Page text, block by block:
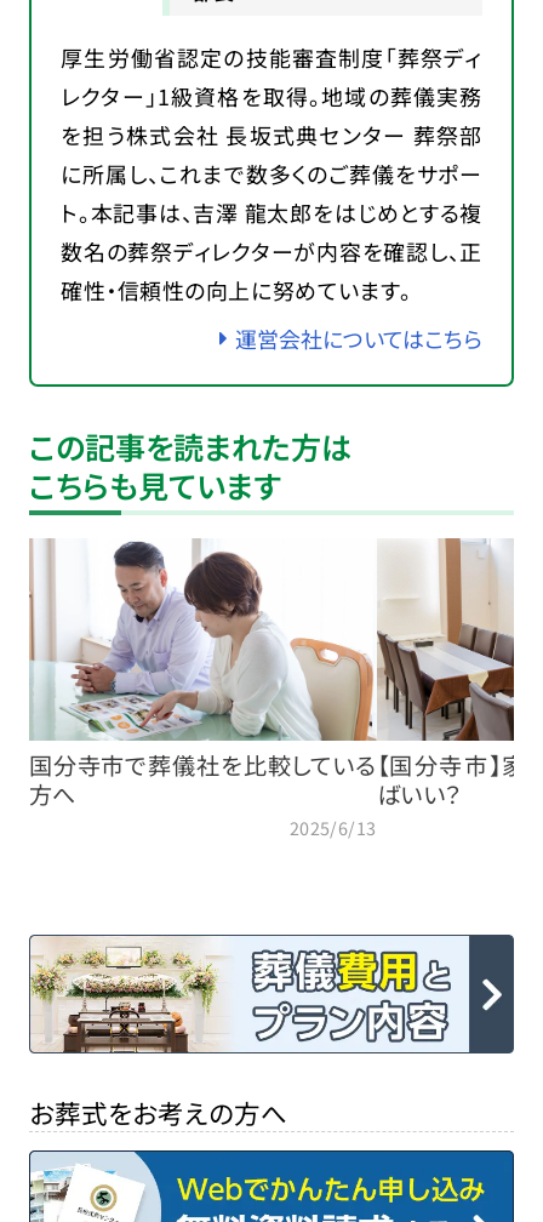
厚生労働省認定の技能審査制度「葬祭ディ
レクター」1級資格を取得。地域の葬儀実務
を担う株式会社 長坂式典センター 葬祭部
に所属し、これまで数多くのご葬儀をサポー
ト。本記事は、吉澤 龍太郎をはじめとする複
数名の葬祭ディレクターが内容を確認し、正
確性・信頼性の向上に努めています。
運営会社についてはこちら
この記事を読まれた方は
こちらも見ています
国分寺市で葬儀社を比較している
方へ
2025/6/13
【国分寺市】
ばいい？
お葬式をお考えの方へ